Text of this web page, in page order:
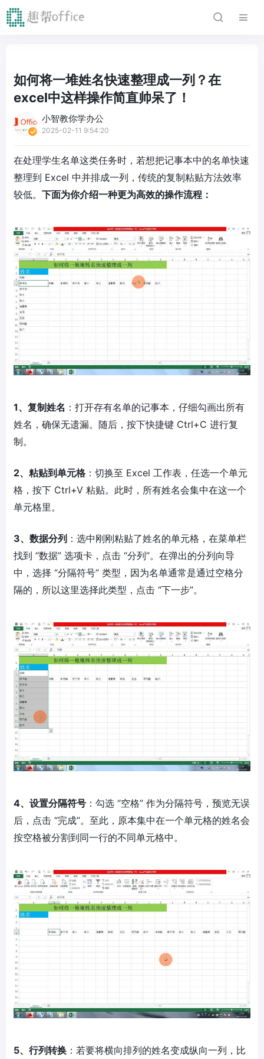
如何将一堆姓名快速整理成一列？在
excel中这样操作简直帅呆了！
小智教你学办公
2025-02-11 9:54:20
在处理学生名单这类任务时，若想把记事本中的名单快速
整理到 Excel 中并排成一列，传统的复制粘贴方法效率
较低。 下面为你介绍一种更为高效的操作流程：
1、复制姓名 ：打开存有名单的记事本，仔细勾画出所有
姓名，确保无遗漏。随后，按下快捷键 Ctrl+C 进行复
制。
2、粘贴到单元格 ：切换至 Excel 工作表，任选一个单元
格，按下 Ctrl+V 粘贴。此时，所有姓名会集中在这一个
单元格里。
3、数据分列 ：选中刚刚粘贴了姓名的单元格，在菜单栏
找到 “数据” 选项卡，点击 “分列”。在弹出的分列向导
中，选择 “分隔符号” 类型，因为名单通常是通过空格分
隔的，所以这里选择此类型，点击 “下一步”。
4、设置分隔符号 ：勾选 “空格” 作为分隔符号，预览无误
后，点击 “完成”。至此，原本集中在一个单元格的姓名会
按空格被分割到同一行的不同单元格中。
5、行列转换 ：若要将横向排列的姓名变成纵向一列，比